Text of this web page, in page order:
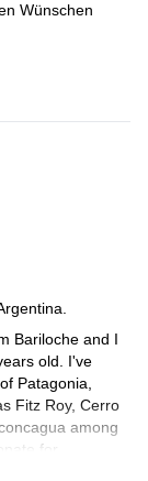
Wünschen
Bariloche and I
old. I've
Patagonia,
Fitz Roy, Cerro
among
for